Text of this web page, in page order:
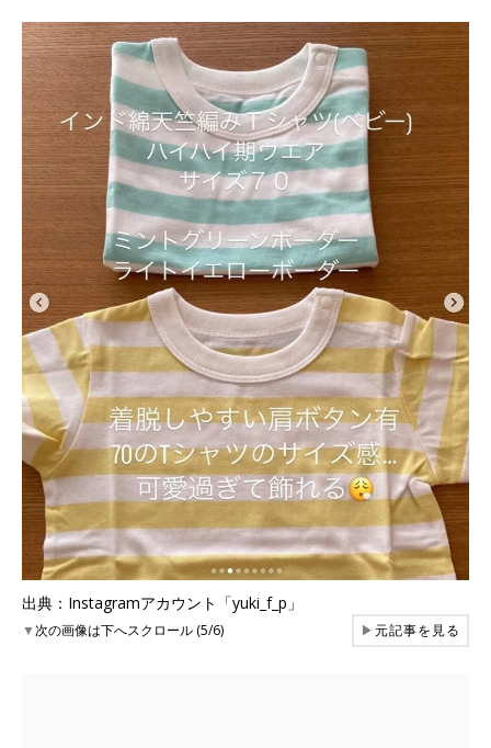
出典：Instagramアカウント「yuki_f_p」
▼次の画像は下へスクロール (5/6) ▶元記事を見る